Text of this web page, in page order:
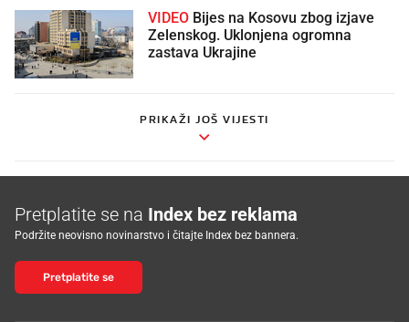
VIDEO
Zelenskog. Uklonjena ogromna
zastava Ukrajine
PRIKAŽI JOŠ VIJESTI
Pretplatite se na Index bez reklama
Podržite neovisno novinarstvo i čitajte Index bez bannera.
Pretplatite se